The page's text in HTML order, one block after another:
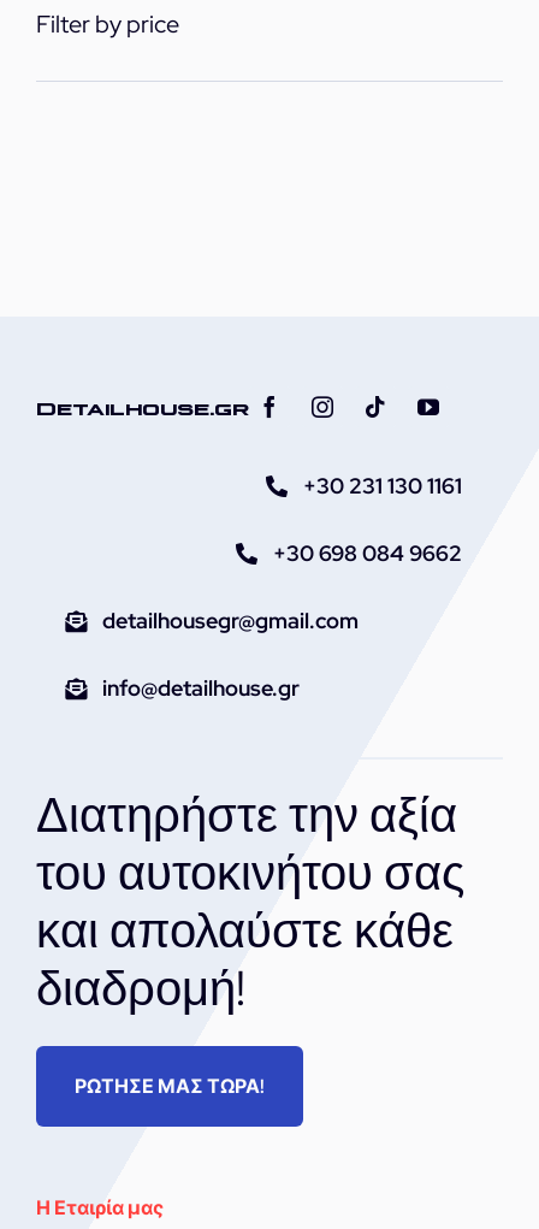
Filter by price
Detailhouse.gr
+30 231 130 1161
+30 698 084 9662
detailhousegr@gmail.com
info@detailhouse.gr
Διατηρήστε την αξία
του αυτοκινήτου σας
και απολαύστε κάθε
διαδρομή!
ΡΩΤΗΣΕ ΜΑΣ ΤΩΡΑ!
Η Εταιρία μας